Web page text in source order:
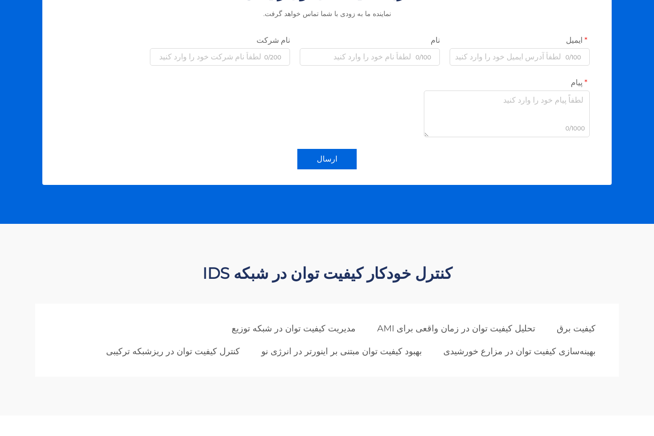
نماینده ما به زودی با شما تماس خواهد گرفت.
ایمیل
0/100
نام
0/100
نام شرکت
0/200
پیام
0/1000
ارسال
کنترل خودکار کیفیت توان در شبکه IDS
کیفیت برق تحلیل کیفیت توان در زمان واقعی برای AMI مدیریت کیفیت توان در شبکه توزیع
بهینه‌سازی کیفیت توان در مزارع خورشیدی بهبود کیفیت توان مبتنی بر اینورتر در انرژی نو کنترل کیفیت توان در ریزشبکه ترکیبی